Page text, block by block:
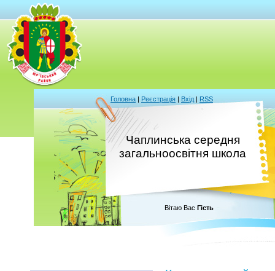
Головна | Реєстрація | Вхід | RSS
Чаплинська середня
загальноосвітня школа
Вітаю Вас Гість